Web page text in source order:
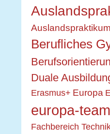
Auslandspraktikum
Berufliches
Duale
Erasmus+ Europa
europa-team
Fachbereich